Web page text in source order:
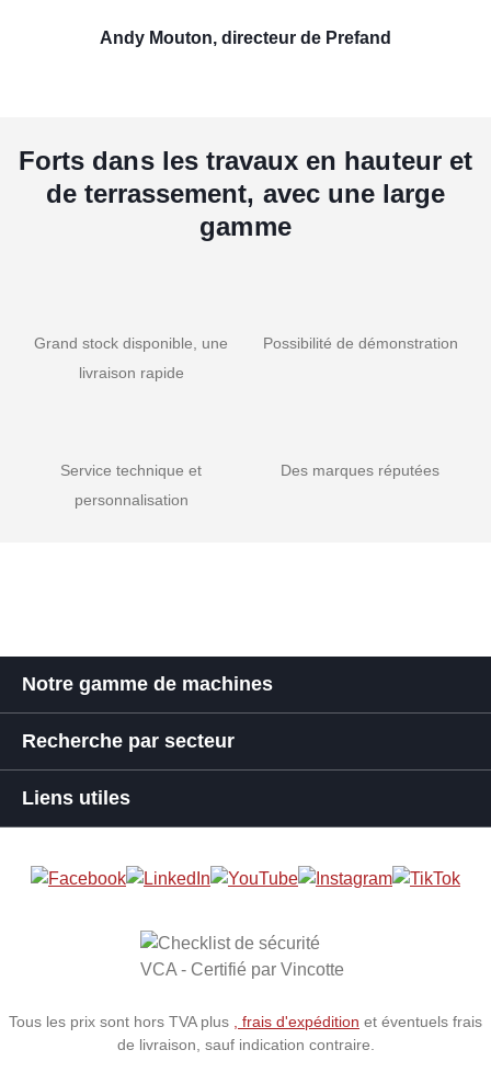
Andy Mouton, directeur de Prefand
Forts dans les travaux en hauteur et
de terrassement, avec une large
gamme
Grand stock disponible, une
livraison rapide
Possibilité de démonstration
Service technique et
personnalisation
Des marques réputées
Notre gamme de machines
Recherche par secteur
Liens utiles
Tous les prix sont hors TVA plus , frais d'expédition et éventuels frais
de livraison, sauf indication contraire.